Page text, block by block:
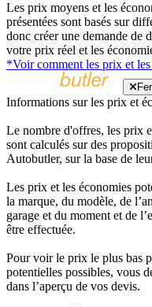
Les prix moyens et les
présentées sont basés sur
donc créer une demande de
votre prix réel et les
*Voir comment les prix et
Informations sur les prix et
Le nombre d'offres, les prix
sont calculés sur des
Autobutler, sur la base de
Les prix et les économies
la marque, du modèle, de
garage et du moment et de
être effectuée.
Pour voir le prix le plus bas
potentielles possibles, vous
dans l’aperçu de vos devis.